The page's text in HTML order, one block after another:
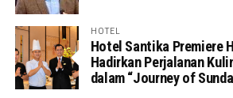
HOTEL
Hotel Santika Premiere
Hadirkan Perjalanan
dalam “Journey of